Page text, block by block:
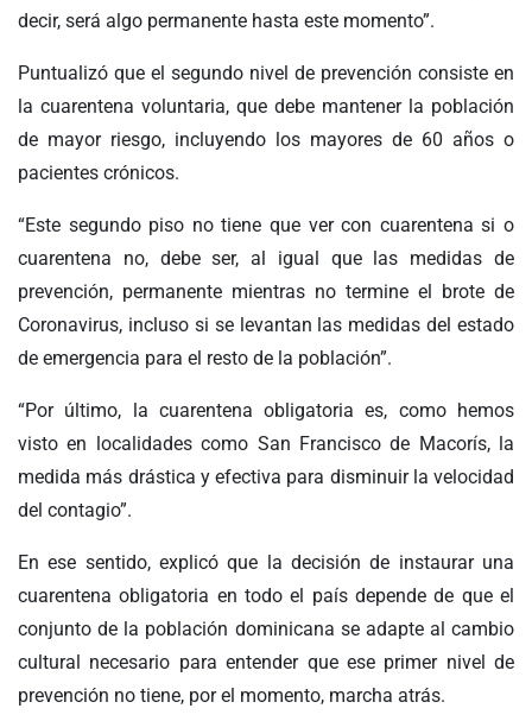
decir, será algo permanente hasta este momento”.
Puntualizó que el segundo nivel de prevención consiste en
la cuarentena voluntaria, que debe mantener la población
de mayor riesgo, incluyendo los mayores de 60 años o
pacientes crónicos.
“Este segundo piso no tiene que ver con cuarentena si o
cuarentena no, debe ser, al igual que las medidas de
prevención, permanente mientras no termine el brote de
Coronavirus, incluso si se levantan las medidas del estado
de emergencia para el resto de la población”.
“Por último, la cuarentena obligatoria es, como hemos
visto en localidades como San Francisco de Macorís, la
medida más drástica y efectiva para disminuir la velocidad
del contagio”.
En ese sentido, explicó que la decisión de instaurar una
cuarentena obligatoria en todo el país depende de que el
conjunto de la población dominicana se adapte al cambio
cultural necesario para entender que ese primer nivel de
prevención no tiene, por el momento, marcha atrás.